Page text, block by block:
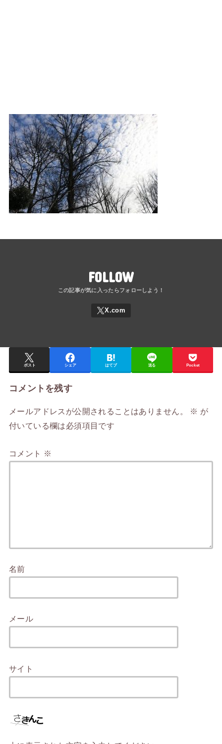
FOLLOW
ポスト シェア はてブ 送る Pocket
コメントを残す
メールアドレスが公開されることはありません。 ※ が
付いている欄は必須項目です
コメント ※
名前
メール
サイト